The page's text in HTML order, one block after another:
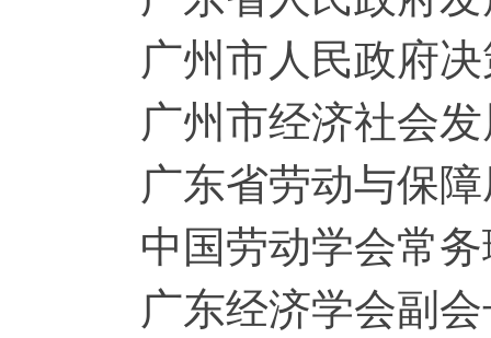
广州市人民政府决
广州市经济社会发
广东省劳动与保障
中国劳动学会常务
广东经济学会副会